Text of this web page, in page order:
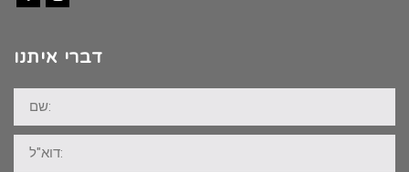
דברי איתנו
שם:
דוא"ל: